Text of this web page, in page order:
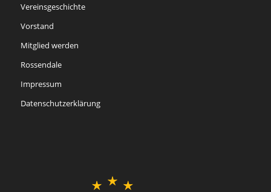
Vereinsgeschichte
Vorstand
Mitglied werden
Rossendale
Impressum
Datenschutzerklärung